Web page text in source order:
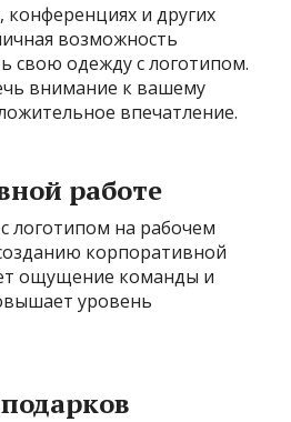
конференциях и других
возможность
свою одежду с логотипом.
внимание к вашему
впечатление.
работе
логотипом на рабочем
корпоративной
ощущение команды и
уровень